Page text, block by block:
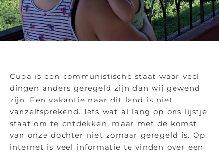
Cuba is een communistische staat waar veel
dingen anders geregeld zijn dan wij gewend
zijn. Een vakantie naar dit land is niet
vanzelfsprekend. Iets wat al lang op ons lijstje
staat om te ontdekken, maar met de komst
van onze dochter niet zomaar geregeld is. Op
internet is veel informatie te vinden over een